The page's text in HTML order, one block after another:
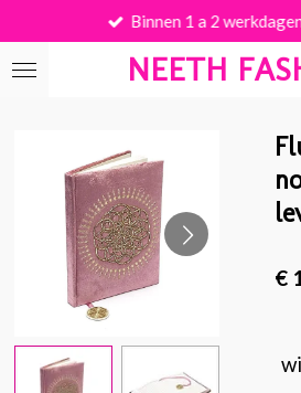
direct
naar
NEETH
Binnen 1 a 2
€